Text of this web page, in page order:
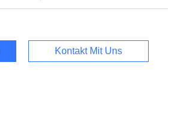
Kontakt Mit Uns